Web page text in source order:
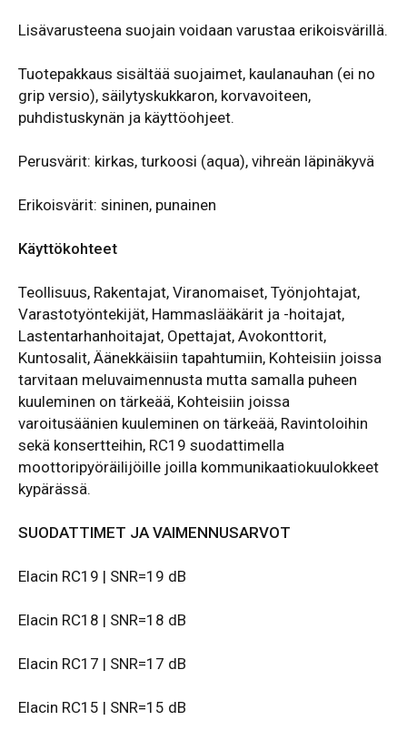
Lisävarusteena suojain voidaan varustaa erikoisvärillä.
Tuotepakkaus sisältää suojaimet, kaulanauhan (ei no
grip versio), säilytyskukkaron, korvavoiteen,
puhdistuskynän ja käyttöohjeet.
Perusvärit: kirkas, turkoosi (aqua), vihreän läpinäkyvä
Erikoisvärit: sininen, punainen
Käyttökohteet
Teollisuus, Rakentajat, Viranomaiset, Työnjohtajat,
Varastotyöntekijät, Hammaslääkärit ja -hoitajat,
Lastentarhanhoitajat, Opettajat, Avokonttorit,
Kuntosalit, Äänekkäisiin tapahtumiin, Kohteisiin joissa
tarvitaan meluvaimennusta mutta samalla puheen
kuuleminen on tärkeää, Kohteisiin joissa
varoitusäänien kuuleminen on tärkeää, Ravintoloihin
sekä konsertteihin, RC19 suodattimella
moottoripyöräilijöille joilla kommunikaatiokuulokkeet
kypärässä.
SUODATTIMET JA VAIMENNUSARVOT
Elacin RC19 | SNR=19 dB
Elacin RC18 | SNR=18 dB
Elacin RC17 | SNR=17 dB
Elacin RC15 | SNR=15 dB